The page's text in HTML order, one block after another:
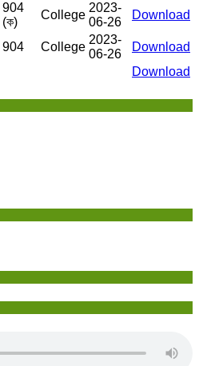
904
(ক)
College
2023-
06-26
Download
904 College
2023-
06-26
Download
Download